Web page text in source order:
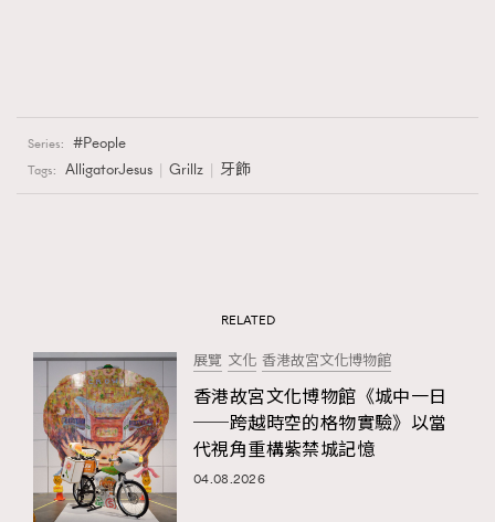
Series: People
Tags: AlligatorJesus Grillz 牙飾
RELATED
展覽 文化 香港故宮文化博物館
香港故宮文化博物館《城中一日
──跨越時空的格物實驗》以當
代視角重構紫禁城記憶
04.08.2026